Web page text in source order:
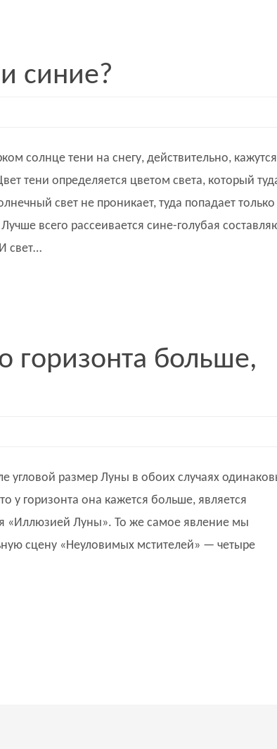
синие?
солнце тени на снегу, действительно, кажутся
тени определяется цветом света, который
свет не проникает, туда попадает только
всего рассеивается сине-голубая
свет…
горизонта больше,
угловой размер Луны в обоих случаях
у горизонта она кажется больше, является
«Иллюзией Луны». То же самое явление мы
сцену «Неуловимых мстителей» — четыре